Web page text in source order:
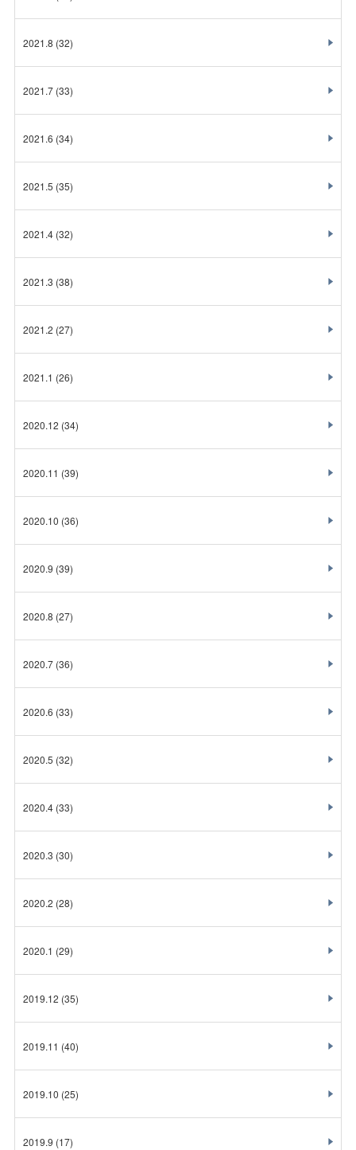
2021.8 (32)
2021.7(33)
2021.6 (34)
2021.5 (35)
2021.4(32)
2021.3 (38)
2021.2 (27)
2021.1 (26)
2020.12 (34)
2020.11 (39)
2020.10 (36)
2020.9 (39)
2020.8 (27)
2020.7(36)
2020.6 (33)
2020.5 (32)
2020.4(33)
2020.3 (30)
2020.2 (28)
2020.1 (29)
2019.12 (35)
2019.11 (40)
2019.10 (25)
2019.9 (17)